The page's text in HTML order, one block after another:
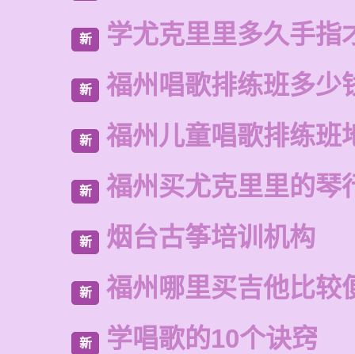
新 学尤克里里多久手指
新 福州唱歌排练班多少
新 福州儿童唱歌排练班
新 福州买尤克里里的琴
新 烟台古筝培训机构
新 福州哪里买吉他比较
新 学唱歌的10个诀窍